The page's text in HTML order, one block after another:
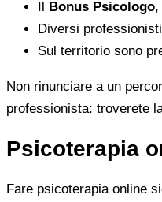
Il Bonus Psicologo,
Diversi
Sul territorio sono
Non rinunciare a un
professionista: troverete
Psicoterapia
Fare psicoterapia online